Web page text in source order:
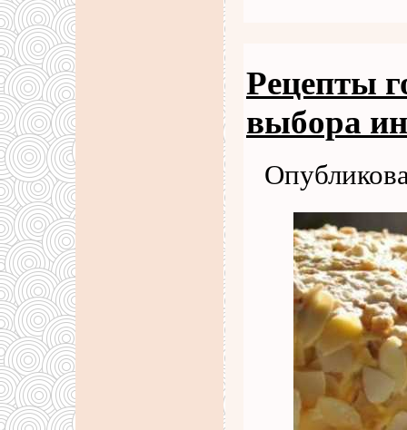
Рецепты
выбора